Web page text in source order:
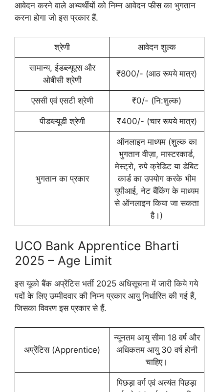
आवेदन करने वाले अभ्यर्थीयों को निम्न आवेदन फीस का भुगतान
करना होगा जो इस प्रकार हैं.
श्रेणी आवेदन शुल्क
सामान्य, ईडब्ल्यूएस और
ओबीसी श्रेणी
₹800/- (आठ रूपये मात्र)
एससी एवं एसटी श्रेणी ₹0/- (नि:शुल्क)
पीडब्ल्यूडी श्रेणी ₹400/- (चार रूपये मात्र)
भुगतान का प्रकार
ऑनलाइन माध्यम (शुल्क का
भुगतान वीज़ा, मास्टरकार्ड,
मेस्ट्रो, रुपे क्रेडिट या डेबिट
कार्ड का उपयोग करके भीम
यूपीआई, नेट बैंकिंग के माध्यम
से ऑनलाइन किया जा सकता
है।)
UCO Bank Apprentice Bharti
2025 – Age Limit
इस यूको बैंक अप्रेंटिस भर्ती 2025 अधिसूचना में जारी किये गये
पदों के लिए उम्मीदवार की निम्न प्रकार आयु निर्धारित की गई हैं,
जिसका विवरण इस प्रकार से हैं.
अप्रेंटिस (Apprentice)
न्यूनतम आयु सीमा 18 वर्ष और
अधिकतम आयु 30 वर्ष होनी
चाहिए।
पिछड़ा वर्ग एवं अत्यंत पिछड़ा